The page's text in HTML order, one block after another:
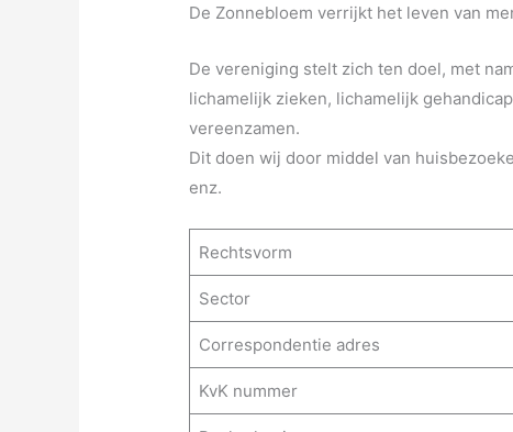
De Zonnebloem verrijkt het leven van
De vereniging stelt zich ten doel, met
lichamelijk zieken, lichamelijk
vereenzamen.
Dit doen wij door middel van
enz.
Rechtsvorm
Sector
Correspondentie adres
KvK nummer